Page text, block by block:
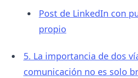
Post de LinkedIn con
propio
5. La importancia de dos
comunicación no es solo